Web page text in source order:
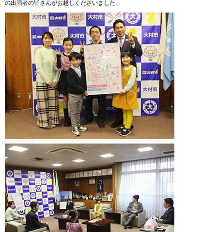
の出演者の皆さんがお越しくださいました。